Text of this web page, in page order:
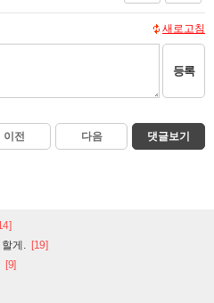
새로고침
등록
이전 다음 댓글보기
게. [19]
[9]